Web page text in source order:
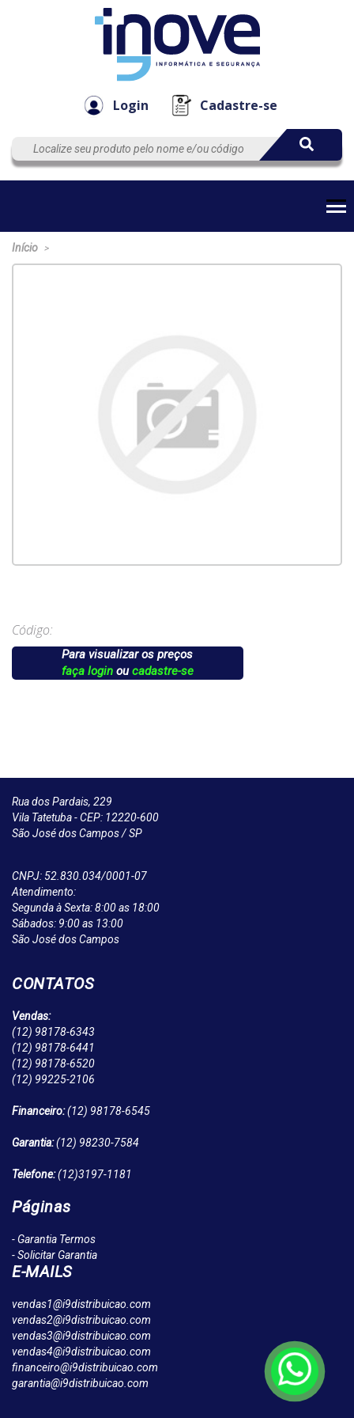
Login Cadastre-se
EmpresaAutomação
Início >
Código:
Para visualizar os preços
faça loginoucadastre-se
Rua dos Pardais, 229
Vila Tatetuba - CEP: 12220-600
São José dos Campos / SP
CNPJ: 52.830.034/0001-07
Atendimento:
Segunda à Sexta: 8:00 as 18:00
Sábados: 9:00 as 13:00
São José dos Campos
CONTATOS
Vendas:
(12) 98178-6343
(12) 98178-6441
(12) 98178-6520
(12) 99225-2106
Financeiro:(12) 98178-6545
Garantia:(12) 98230-7584
Telefone:(12)3197-1181
Páginas
- Garantia Termos
- Solicitar Garantia
E-MAILS
vendas1@i9distribuicao.com
vendas2@i9distribuicao.com
vendas3@i9distribuicao.com
vendas4@i9distribuicao.com
financeiro@i9distribuicao.com
garantia@i9distribuicao.com